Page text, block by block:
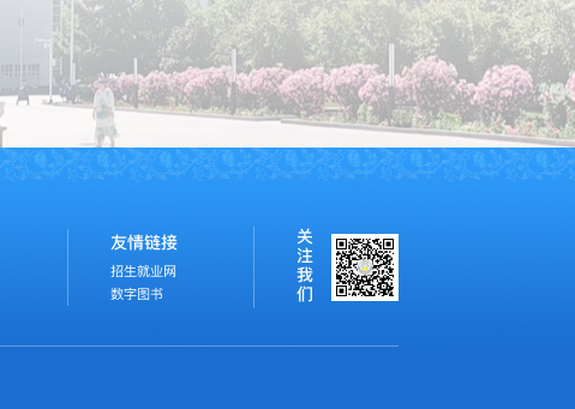
友情链接
招生就业网
数字图书
关
注
我
们